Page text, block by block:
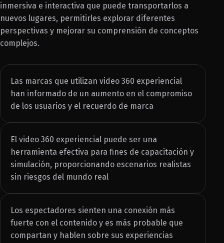
inmersiva e interactiva que puede transportarlos a
nuevos lugares, permitirles explorar diferentes
perspectivas y mejorar su comprensión de conceptos
complejos.
Las marcas que utilizan video 360 experiencial
han informado de un aumento en el compromiso
de los usuarios y el recuerdo de marca
El video 360 experiencial puede ser una
herramienta efectiva para fines de capacitación y
simulación, proporcionando escenarios realistas
sin riesgos del mundo real
Los espectadores sienten una conexión más
fuerte con el contenido y es más probable que
compartan y hablen sobre sus experiencias